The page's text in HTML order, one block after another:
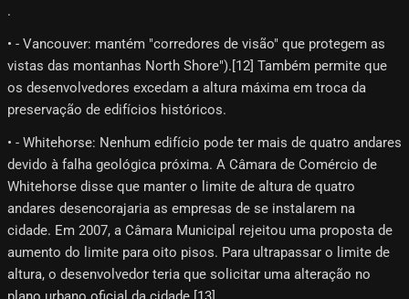
.
• - Vancouver: mantém "corredores de visão" que protegem as
vistas das montanhas North Shore").[12]​ Também permite que
os desenvolvedores excedam a altura máxima em troca da
preservação de edifícios históricos.
• - Whitehorse: Nenhum edifício pode ter mais de quatro andares
devido à falha geológica próxima. A Câmara de Comércio de
Whitehorse disse que manter o limite de altura de quatro
andares desencorajaria as empresas de se instalarem na
cidade. Em 2007, a Câmara Municipal rejeitou uma proposta de
aumento do limite para oito pisos. Para ultrapassar o limite de
altura, o desenvolvedor teria que solicitar uma alteração no